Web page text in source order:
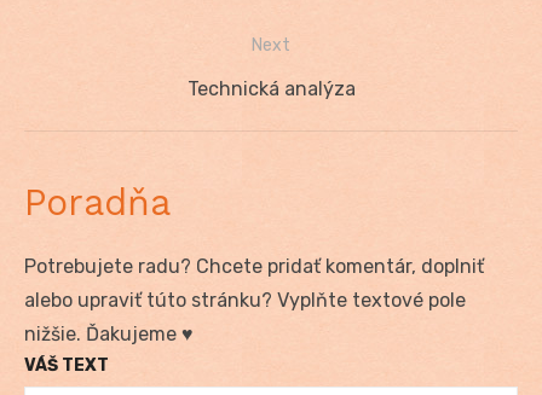
Next
Next
Technická analýza
Poradňa
Potrebujete radu? Chcete pridať komentár, doplniť
alebo upraviť túto stránku? Vyplňte textové pole
nižšie. Ďakujeme ♥
VÁŠ TEXT